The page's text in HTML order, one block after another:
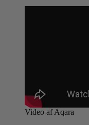
Video af Aqara